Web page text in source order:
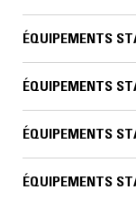
ÉQUIPEMENTS
ÉQUIPEMENTS
ÉQUIPEMENTS
ÉQUIPEMENTS